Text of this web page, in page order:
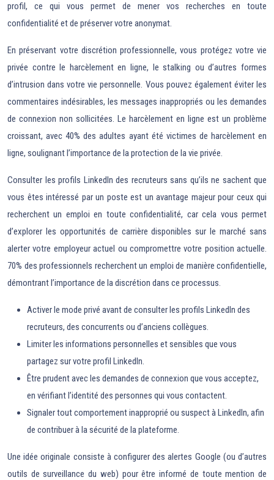
profil, ce qui vous permet de mener vos recherches en toute
confidentialité et de préserver votre anonymat.
En préservant votre discrétion professionnelle, vous protégez votre vie
privée contre le harcèlement en ligne, le stalking ou d’autres formes
d’intrusion dans votre vie personnelle. Vous pouvez également éviter les
commentaires indésirables, les messages inappropriés ou les demandes
de connexion non sollicitées. Le harcèlement en ligne est un problème
croissant, avec 40% des adultes ayant été victimes de harcèlement en
ligne, soulignant l’importance de la protection de la vie privée.
Consulter les profils LinkedIn des recruteurs sans qu’ils ne sachent que
vous êtes intéressé par un poste est un avantage majeur pour ceux qui
recherchent un emploi en toute confidentialité, car cela vous permet
d’explorer les opportunités de carrière disponibles sur le marché sans
alerter votre employeur actuel ou compromettre votre position actuelle.
70% des professionnels recherchent un emploi de manière confidentielle,
démontrant l’importance de la discrétion dans ce processus.
Activer le mode privé avant de consulter les profils LinkedIn des
recruteurs, des concurrents ou d’anciens collègues.
Limiter les informations personnelles et sensibles que vous
partagez sur votre profil LinkedIn.
Être prudent avec les demandes de connexion que vous acceptez,
en vérifiant l’identité des personnes qui vous contactent.
Signaler tout comportement inapproprié ou suspect à LinkedIn, afin
de contribuer à la sécurité de la plateforme.
Une idée originale consiste à configurer des alertes Google (ou d’autres
outils de surveillance du web) pour être informé de toute mention de